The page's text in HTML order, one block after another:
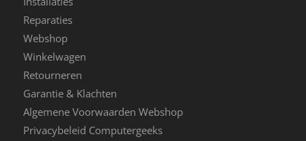
Reparaties
Webshop
Winkelwagen
Retourneren
Garantie & Klachten
Algemene Voorwaarden Webshop
Privacybeleid Computergeeks